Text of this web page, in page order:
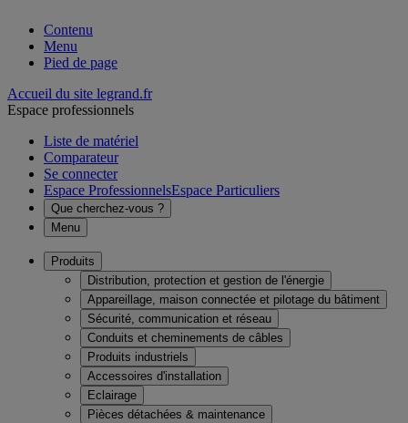
Contenu
Menu
Pied de page
Accueil du site legrand.fr
Espace professionnels
Liste de matériel
Comparateur
Se connecter
Espace ProfessionnelsEspace Particuliers
Que cherchez-vous ?
Menu
Produits
Distribution, protection et gestion de l'énergie
Appareillage, maison connectée et pilotage du bâtiment
Sécurité, communication et réseau
Conduits et cheminements de câbles
Produits industriels
Accessoires d'installation
Eclairage
Pièces détachées & maintenance